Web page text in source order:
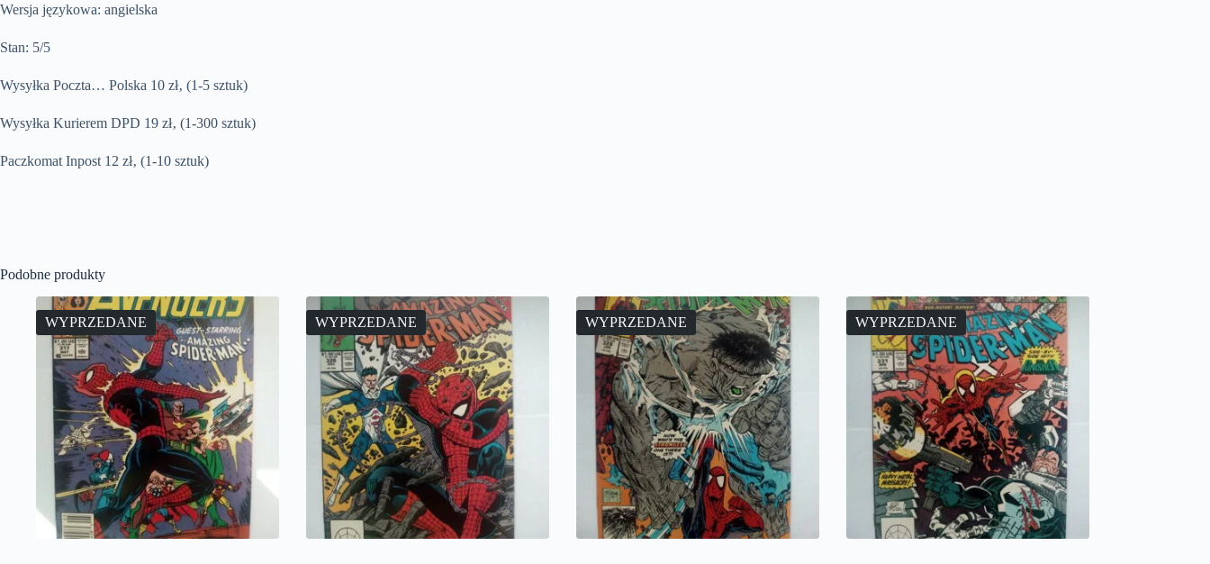
Wersja językowa: angielska
Stan: 5/5
Wysyłka Poczta… Polska 10 zł‚ (1-5 sztuk)
Wysyłka Kurierem DPD 19 zł‚ (1-300 sztuk)
Paczkomat Inpost 12 zł‚ (1-10 sztuk)
Podobne produkty
WYPRZEDANE WYPRZEDANE WYPRZEDANE WYPRZEDANE